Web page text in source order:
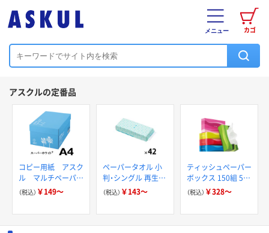
カゴ
メニュー
アスクルの定番品
コピー用紙 アスク
ル マルチペーパー
スーパーホワイト+
（税込） ￥149～
ペーパータオル 小
判・シングル 再生紙
200枚 FSC認証紙
（税込） ￥143～
ティッシュペーパー
ボックス 150組 5箱
入 アスクル スマー
（税込） ￥328～